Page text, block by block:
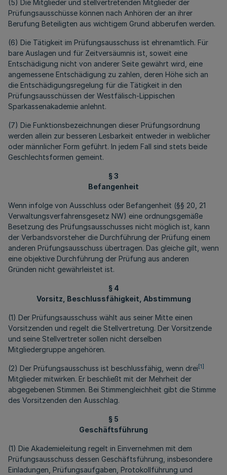
(5) Die Mitglieder und stellvertretenden Mitglieder der
Prüfungsausschüsse können nach Anhören der an ihrer
Berufung Beteiligten aus wichtigem Grund abberufen werden.
(6) Die Tätigkeit im Prüfungsausschuss ist ehrenamtlich. Für
bare Auslagen und für Zeitversäumnis ist, soweit eine
Entschädigung nicht von anderer Seite gewährt wird, eine
angemessene Entschädigung zu zahlen, deren Höhe sich an
die Entschädigungsregelung für die Tätigkeit in den
Prüfungsausschüssen der Westfälisch-Lippischen
Sparkassenakademie anlehnt.
(7) Die Funktionsbezeichnungen dieser Prüfungsordnung
werden allein zur besseren Lesbarkeit entweder in weiblicher
oder männlicher Form geführt. In jedem Fall sind stets beide
Geschlechtsformen gemeint.
§ 3
Befangenheit
Wenn infolge von Ausschluss oder Befangenheit (§§ 20, 21
Verwaltungsverfahrensgesetz NW) eine ordnungsgemäße
Besetzung des Prüfungsausschusses nicht möglich ist, kann
der Verbandsvorsteher die Durchführung der Prüfung einem
anderen Prüfungsausschuss übertragen. Das gleiche gilt, wenn
eine objektive Durchführung der Prüfung aus anderen
Gründen nicht gewährleistet ist.
§ 4
Vorsitz, Beschlussfähigkeit, Abstimmung
(1) Der Prüfungsausschuss wählt aus seiner Mitte einen
Vorsitzenden und regelt die Stellvertretung. Der Vorsitzende
und seine Stellvertreter sollen nicht derselben
Mitgliedergruppe angehören.
(2) Der Prüfungsausschuss ist beschlussfähig, wenn drei [1]
Mitglieder mitwirken. Er beschließt mit der Mehrheit der
abgegebenen Stimmen. Bei Stimmengleichheit gibt die Stimme
des Vorsitzenden den Ausschlag.
§ 5
Geschäftsführung
(1) Die Akademieleitung regelt in Einvernehmen mit dem
Prüfungsausschuss dessen Geschäftsführung, insbesondere
Einladungen, Prüfungsaufgaben, Protokollführung und